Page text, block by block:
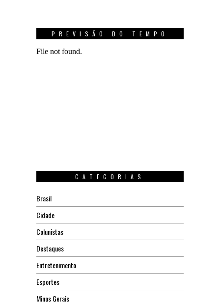
PREVISÃO DO TEMPO
CATEGORIAS
Brasil
Cidade
Colunistas
Destaques
Entretenimento
Esportes
Minas Gerais